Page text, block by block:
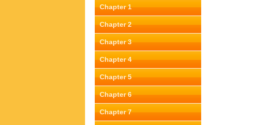
Chapter 1
Chapter 2
Chapter 3
Chapter 4
Chapter 5
Chapter 6
Chapter 7